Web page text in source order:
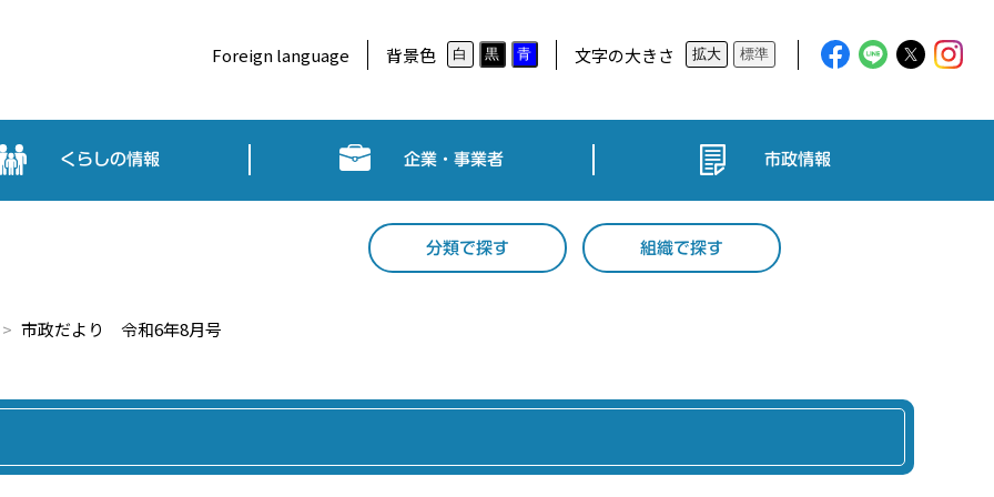
Foreign language 背景色 白 黒 青 文字の大きさ 拡大 標準
くらしの情報 企業・事業者 市政情報
分類で探す 組織で探す
市政だより 令和6年8月号